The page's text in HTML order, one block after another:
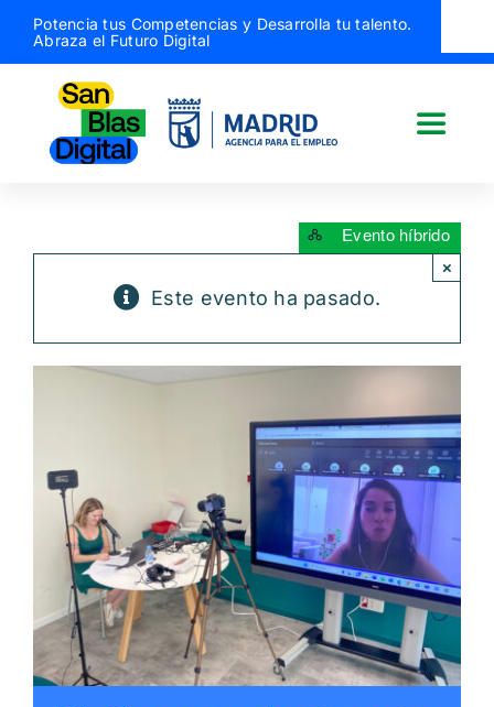
Saltar
contenido
Potencia tus Competencias y Desarrolla tu talento.
Abraza el Futuro Digital
Toggle
¿Qué hacemos?
Itinerarios
Mediateca
Contacto
Este evento ha pasado.
×